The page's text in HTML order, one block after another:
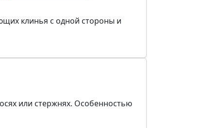
клинья с одной стороны и
или стержнях. Особенностью